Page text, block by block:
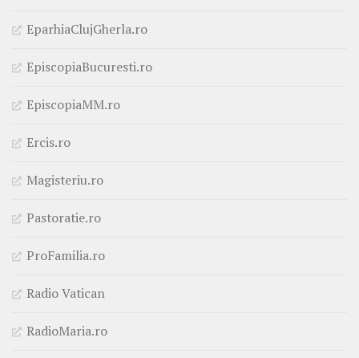
EparhiaClujGherla.ro
EpiscopiaBucuresti.ro
EpiscopiaMM.ro
Ercis.ro
Magisteriu.ro
Pastoratie.ro
ProFamilia.ro
Radio Vatican
RadioMaria.ro